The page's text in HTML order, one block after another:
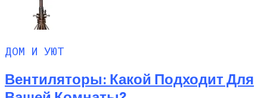
ДОМ И УЮТ
Вентиляторы: Какой Подходит Для